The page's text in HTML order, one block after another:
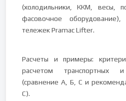
(холодильники, ККМ, весы,
фасовочное
тележек Pramac Lifter.
Расчеты и примеры:
расчетом транспортных
(сравнение А, Б, С и
С).